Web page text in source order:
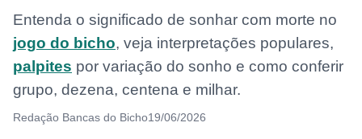
Entenda o significado de sonhar com morte no
jogo do bicho, veja interpretações populares,
palpites por variação do sonho e como conferir
grupo, dezena, centena e milhar.
Redação Bancas do Bicho19/06/2026